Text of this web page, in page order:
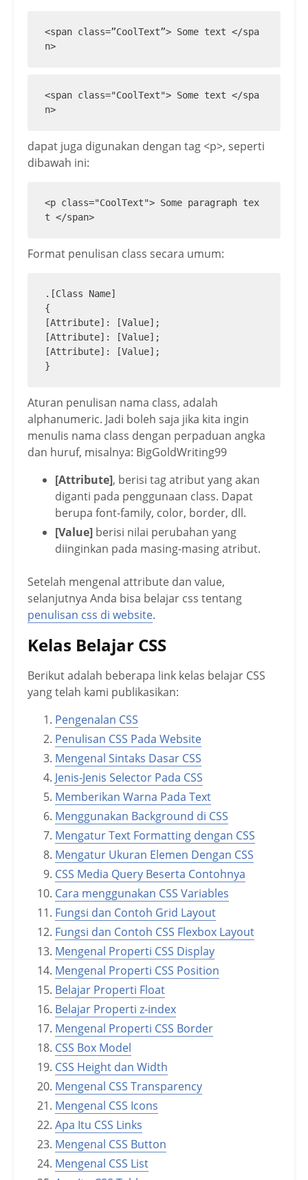
<span class=”CoolText”> Some text </spa
n>
<span class="CoolText"> Some text </spa
n>
dapat juga digunakan dengan tag <p>, seperti
dibawah ini:
<p class="CoolText"> Some paragraph tex
t </span>
Format penulisan class secara umum:
.[Class Name]
{
[Attribute]: [Value];
[Attribute]: [Value];
[Attribute]: [Value];
}
Aturan penulisan nama class, adalah
alphanumeric. Jadi boleh saja jika kita ingin
menulis nama class dengan perpaduan angka
dan huruf, misalnya: BigGoldWriting99
[Attribute], berisi tag atribut yang akan
diganti pada penggunaan class. Dapat
berupa font-family, color, border, dll.
[Value] berisi nilai perubahan yang
diinginkan pada masing-masing atribut.
Setelah mengenal attribute dan value,
selanjutnya Anda bisa belajar css tentang
penulisan css di website.
Kelas Belajar CSS
Berikut adalah beberapa link kelas belajar CSS
yang telah kami publikasikan:
Pengenalan CSS
Penulisan CSS Pada Website
Mengenal Sintaks Dasar CSS
Jenis-Jenis Selector Pada CSS
Memberikan Warna Pada Text
Menggunakan Background di CSS
Mengatur Text Formatting dengan CSS
Mengatur Ukuran Elemen Dengan CSS
CSS Media Query Beserta Contohnya
Cara menggunakan CSS Variables
Fungsi dan Contoh Grid Layout
Fungsi dan Contoh CSS Flexbox Layout
Mengenal Properti CSS Display
Mengenal Properti CSS Position
Belajar Properti Float
Belajar Properti z-index
Mengenal Properti CSS Border
CSS Box Model
CSS Height dan Width
Mengenal CSS Transparency
Mengenal CSS Icons
Apa Itu CSS Links
Mengenal CSS Button
Mengenal CSS List